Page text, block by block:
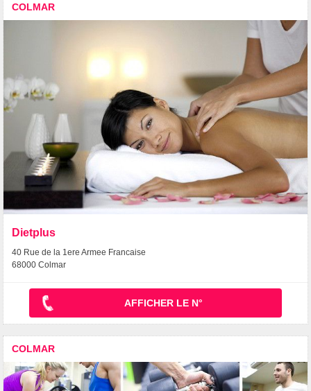
COLMAR
Dietplus
40 Rue de la 1ere Armee Francaise
68000 Colmar
AFFICHER LE N°
COLMAR